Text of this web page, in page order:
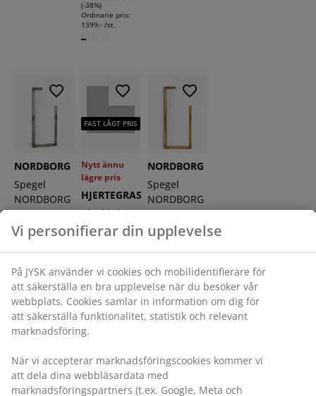
(-38%)
Ordinarie pris:
1399:- /st.
NORDBORG
Spegel
NORDBORG
72x162
silver
1299:- /st.
+ Flera
varianter
FAST LÅGT PRIS
Nytt ännu
lägre pris
HJERTEGRAS
Akrylduk
HJERTEGRAS
100:- /meter
Tidigare pris:
150:- /meter
NORDBORG
Spegel
NORDBORG
72×162 guld
1299:-
+ Flera
varianter
Snygga möbler av hög kvalitet
Vi personifierar din upplevelse
På JYSK använder vi cookies och mobilidentifierare för
att säkerställa en bra upplevelse när du besöker vår
webbplats. Cookies samlar in information om dig för
att säkerställa funktionalitet, statistik och relevant
marknadsföring.
När vi accepterar marknadsföringscookies kommer vi
att dela dina webbläsardata med
marknadsföringspartners (t.ex. Google, Meta och